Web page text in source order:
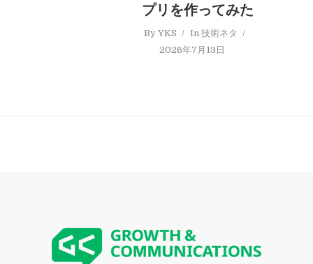
プリを作ってみた
ByYKS In技術ネタ
2026年7月13日